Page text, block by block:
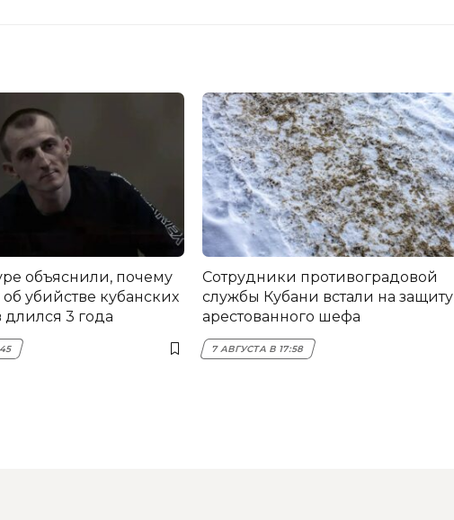
объяснили, почему
убийстве кубанских
3 года
Сотрудники противоградовой
службы Кубани встали на защиту
арестованного шефа
7 АВГУСТА В 17:58